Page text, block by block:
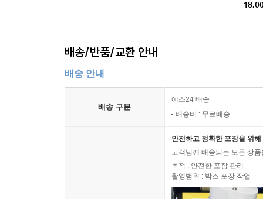
배송/반품/교환 안내
배송 안내
배송 구분
예스24 배송
배송비 : 무료배송
안전하고 정확한 포장을 위
고객님께 배송되는 모든 상
목적 : 안전한 포장 관리
촬영범위 : 박스 포장 작업